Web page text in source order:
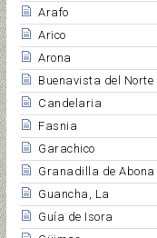
Arafo
Arico
Arona
Buenavista del Norte
Candelaria
Fasnia
Garachico
Granadilla de Abona
Guancha, La
Guía de Isora